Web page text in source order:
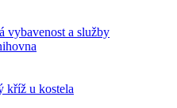
vybavenost a služby
kříž u kostela